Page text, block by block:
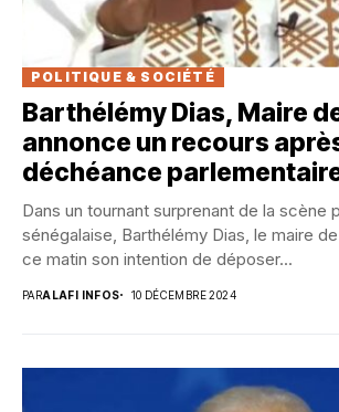
POLITIQUE & SOCIÉTÉ
Barthélémy Dias, Maire
annonce un recours
déchéance
Dans un tournant surprenant de la scène
sénégalaise, Barthélémy Dias, le maire
ce matin son intention de déposer...
PARALAFI INFOS 10 DÉCEMBRE 2024